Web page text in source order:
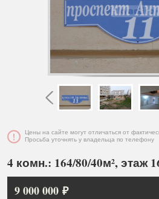
Цены на сайте могут отличаться от
Просьба уточнять у владельца по телефону
4 комн.: 164/80/40м², этаж
9 000 000 ₽